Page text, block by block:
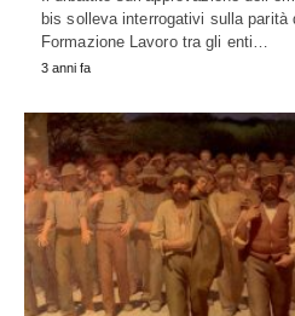
bis solleva interrogativi sulla parità
Formazione Lavoro tra gli enti…
3 anni fa